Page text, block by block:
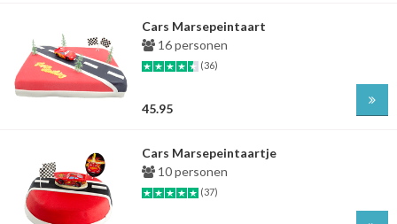
Cars Marsepeintaart
16 personen
(36)
45.95
Cars Marsepeintaartje
10 personen
(37)